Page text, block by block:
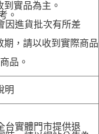
實品為主。
。
因進貨批次有所差
期，請以收到實際商品
品。
明
台實體門市提供退